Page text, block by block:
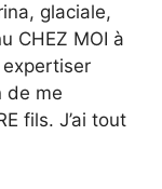
glaciale,
CHEZ MOI à
de me
fils. J’ai tout